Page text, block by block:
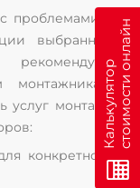
проблемами в
выбранной
монтажникам.
услуг монтажа
конкретного
К
а
л
ь
к
у
л
я
т
о
р
с
т
о
и
м
о
с
т
и
о
н
л
а
йн